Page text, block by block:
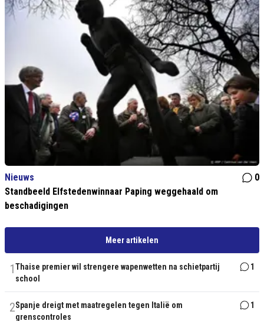
Nieuws
0
Standbeeld Elfstedenwinnaar Paping weggehaald om
beschadigingen
Meer artikelen
1Thaise premier wil strengere wapenwetten na schietpartij
school
1
2Spanje dreigt met maatregelen tegen Italië om
grenscontroles
1